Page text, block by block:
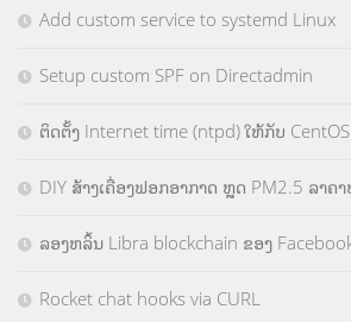
Add custom service to systemd Linux
Setup custom SPF on Directadmin
ຕິດຕັ້ງ Internet time (ntpd) ໃຫ້ກັບ
DIY ສ້າງເຄື່ອງຟອກອາກາດ ຫຼຸດ PM2.5 ລາຄ
ລອງຫລິ້ນ Libra blockchain ຂອງ
Rocket chat hooks via CURL